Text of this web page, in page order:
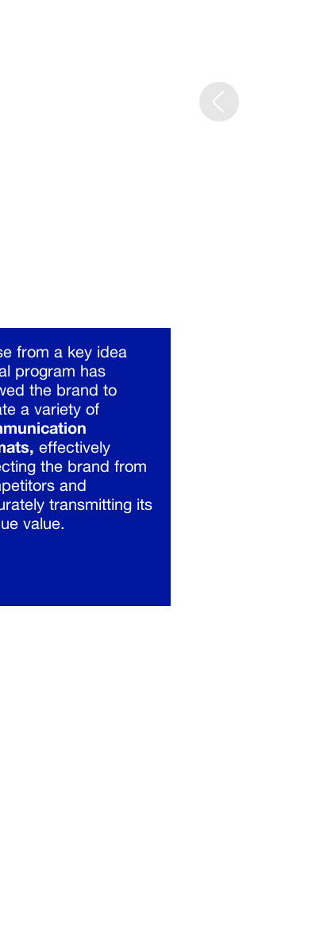
from a key idea
program has
the brand to
a variety of
effectively
the brand from
and
transmitting its
value.